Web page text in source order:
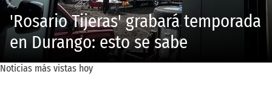
'Rosario Tijeras' grabará temporada
en Durango: esto se sabe
Noticias más vistas hoy